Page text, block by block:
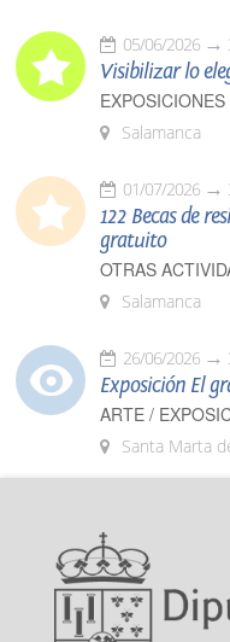
05/06/2026
Visibilizar lo
EXPOSICIONES
Salamanca
01/07/2026
122 Becas de
gratuito
OTRAS
Salamanca
26/06/2026
Exposición El
ARTE /
Santa Marta